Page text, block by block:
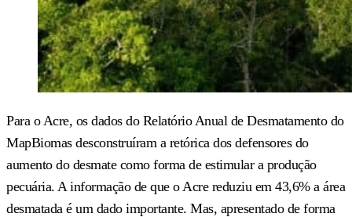
Para o Acre, os dados do Relatório Anual de Desmatamento do
MapBiomas desconstruíram a retórica dos defensores do
aumento do desmate como forma de estimular a produção
pecuária. A informação de que o Acre reduziu em 43,6% a área
desmatada é um dado importante. Mas, apresentado de forma